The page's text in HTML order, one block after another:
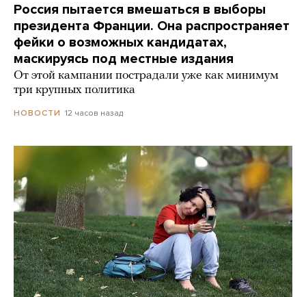
Россия пытается вмешаться в выборы
президента Франции. Она распространяет
фейки о возможных кандидатах,
маскируясь под местные издания
От этой кампании пострадали уже как минимум
три крупных политика
НОВОСТИ 12 часов назад